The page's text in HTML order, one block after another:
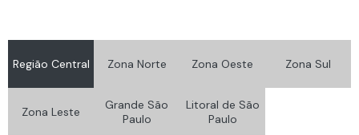
Fit test ensaio de vedação
Fit test máscara
Fit test qualitativo
Região Central Zona Norte Zona Oeste Zona Sul
Zona Leste
Grande São
Paulo
Litoral de São
Paulo